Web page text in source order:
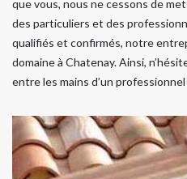
que vous, nous ne cessons de
des particuliers et des
qualifiés et confirmés, notre
domaine à Chatenay. Ainsi,
entre les mains d’un